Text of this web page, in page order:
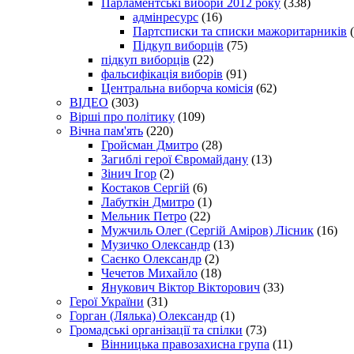
адмінресурс (16)
Партсписки та списки мажоритарників
Підкуп виборців (75)
підкуп виборців (22)
фальсифікація виборів (91)
Центральна виборча комісія (62)
ВІДЕО (303)
Вірші про політику (109)
Вічна пам'ять (220)
Гройсман Дмитро (28)
Загиблі герої Євромайдану (13)
Зінич Ігор (2)
Костаков Сергій (6)
Лабуткін Дмитро (1)
Мельник Петро (22)
Мужчиль Олег (Сергій Аміров) Лісник (16)
Музичко Олександр (13)
Саєнко Олександр (2)
Чечетов Михайло (18)
Янукович Віктор Вікторович (33)
Герої України (31)
Горган (Лялька) Олександр (1)
Громадські організації та спілки (73)
Вінницька правозахисна група (11)